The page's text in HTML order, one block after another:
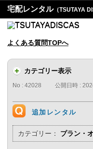
宅配レンタル（TSUTAYA
よくある質問TOPへ
カテゴリー表示
No : 42028 公開日時 :
追加レンタル
カテゴリー： プラン・